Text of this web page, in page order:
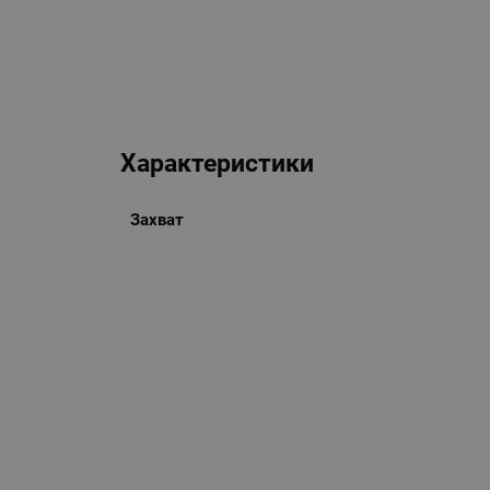
Характеристики
Захват